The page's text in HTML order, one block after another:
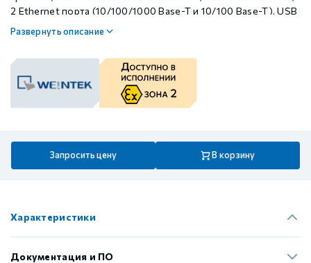
2 Ethernet порта (10/100/1000 Base-T и 10/100 Base-T), USB
2.0 (Host), светодиодная подсветка матрицы 30,000 часов
работы
Развернуть описание
Запросить цену В корзину
Характеристики
Документация и ПО
Xinje Аксессуары
GCAN
Аксессуары Xinje